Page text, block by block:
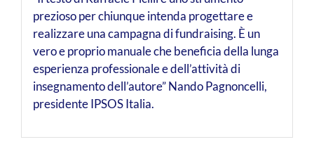
prezioso per chiunque intenda progettare e
realizzare una campagna di fundraising. È un
vero e proprio manuale che beneficia della lunga
esperienza professionale e dell’attività di
insegnamento dell’autore” Nando Pagnoncelli,
presidente IPSOS Italia.